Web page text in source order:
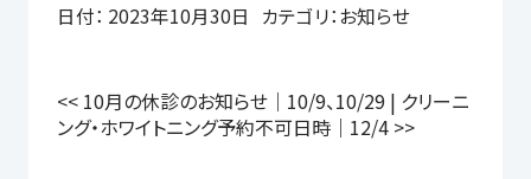
日付： 2023年10月30日 カテゴリ：お知らせ
<<10月の休診のお知らせ｜10/9、10/29| クリーニ
ング・ホワイトニング予約不可日時｜12/4 >>